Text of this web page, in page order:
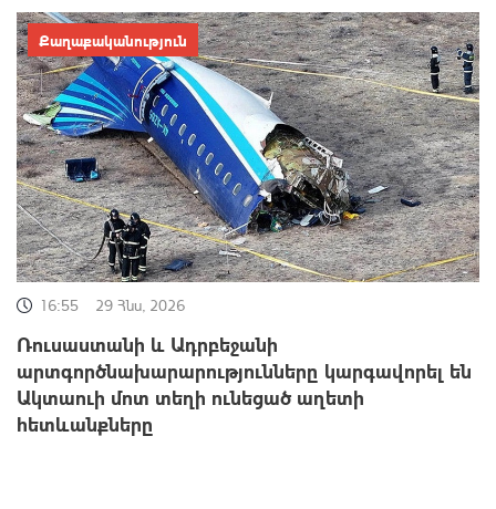
16:55 29 Հնս, 2026
Ռուսաստանի և Ադրբեջանի
արտգործնախարարությունները կարգավորել են
Ակտաուի մոտ տեղի ունեցած աղետի
հետևանքները
Քաղաքականություն